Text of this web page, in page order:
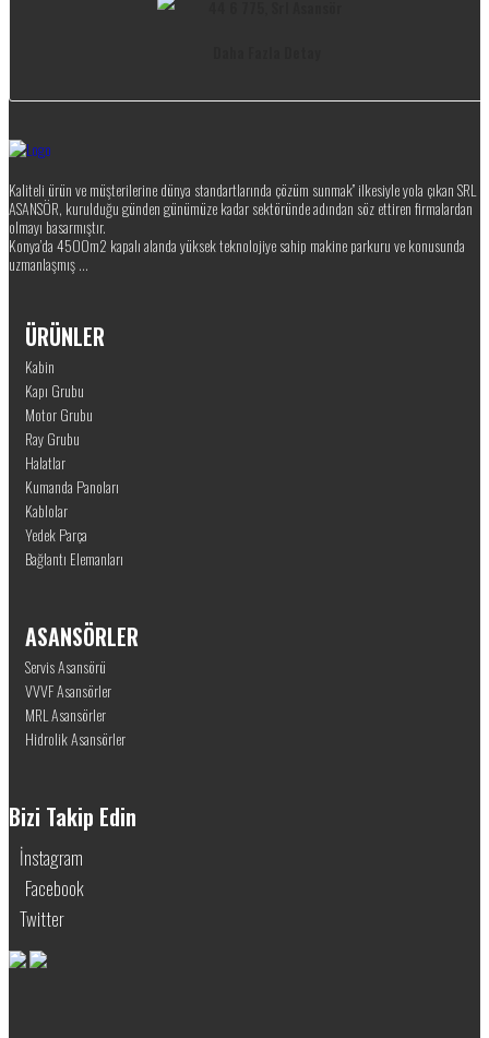
Kaliteli ürün ve müşterilerine dünya standartlarında çözüm sunmak” ilkesiyle yola çıkan SRL
ASANSÖR, kurulduğu günden günümüze kadar sektöründe adından söz ettiren firmalardan
olmayı basarmıştır.
Konya’da 4500m2 kapalı alanda yüksek teknolojiye sahip makine parkuru ve konusunda
uzmanlaşmış ...
ÜRÜNLER
Kabin
Kapı Grubu
Motor Grubu
Ray Grubu
Halatlar
Kumanda Panoları
Kablolar
Yedek Parça
Bağlantı Elemanları
ASANSÖRLER
Servis Asansörü
VVVF Asansörler
MRL Asansörler
Hidrolik Asansörler
Bizi Takip Edin
İnstagram
Facebook
Twitter